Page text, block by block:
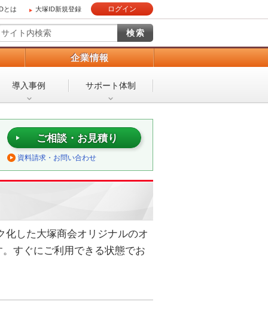
とは 大塚ID新規登録 ログイン
企業情報
導入事例 サポート体制
ご相談・お見積り
資料請求・お問い合わせ
化した大塚商会オリジナルのオ
すぐにご利用できる状態でお